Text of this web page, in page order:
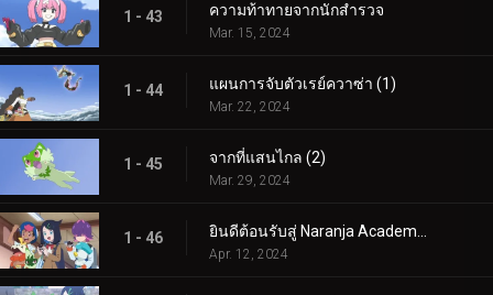
1 - 43 ความท้าทายจากนักสำรวจ
Mar. 15, 2024
1 - 44 แผนการจับตัวเรย์ควาซ่า (1)
Mar. 22, 2024
1 - 45 จากที่แสนไกล (2)
Mar. 29, 2024
1 - 46
Apr. 12, 2024